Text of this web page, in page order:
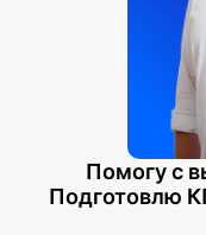
Помогу с
Подготовлю